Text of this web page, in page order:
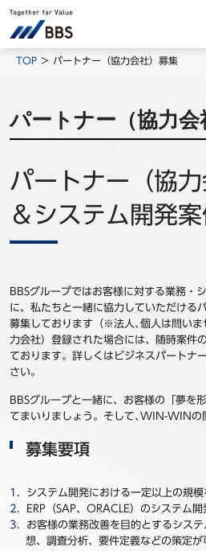
サービス/ソリ
製品・ソリュー
BPO
インサ
コラム
対談/鼎談
BBS Group
出版書籍
セミ
お問い合
TOP パートナー（協力会社）募集
パートナー（協力会
パートナー（協
＆システム開発
BBSグループではお客様に対する業務・
に、私たちと一緒に協力していただける
募集しております（※法人､個人は問いま
力会社）登録された場合には、随時案件
ております。詳しくはビジネスパートナ
さい。
BBSグループと一緒に、お客様の「夢を
てまいりましょう。そして､WIN-WINの
募集要項
システム開発における一定以上の規
ERP（SAP、ORACLE）のシステム
お客様の業務改善を目的とするシス
想、調査分析、要件定義などの策定